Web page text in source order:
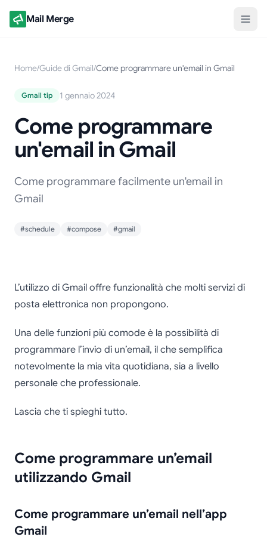
Mail Merge
Home/Guide di Gmail/Come programmare un'email in Gmail
Gmail tip 1 gennaio 2024
Come programmare
un'email in Gmail
Come programmare facilmente un'email in
Gmail
#schedule #compose #gmail
Come programmare
un'email in Gmail
L’utilizzo di Gmail offre funzionalità che molti servizi di
posta elettronica non propongono.
Una delle funzioni più comode è la possibilità di
programmare l’invio di un’email, il che semplifica
notevolmente la mia vita quotidiana, sia a livello
personale che professionale.
Lascia che ti spieghi tutto.
Come programmare un’email
utilizzando Gmail
Come programmare un’email nell’app
Gmail